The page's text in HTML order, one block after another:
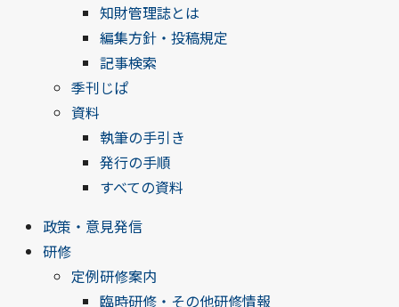
知財管理誌とは
編集方針・投稿規定
記事検索
季刊じぱ
資料
執筆の手引き
発行の手順
すべての資料
政策・意見発信
研修
定例研修案内
臨時研修・その他研修情報